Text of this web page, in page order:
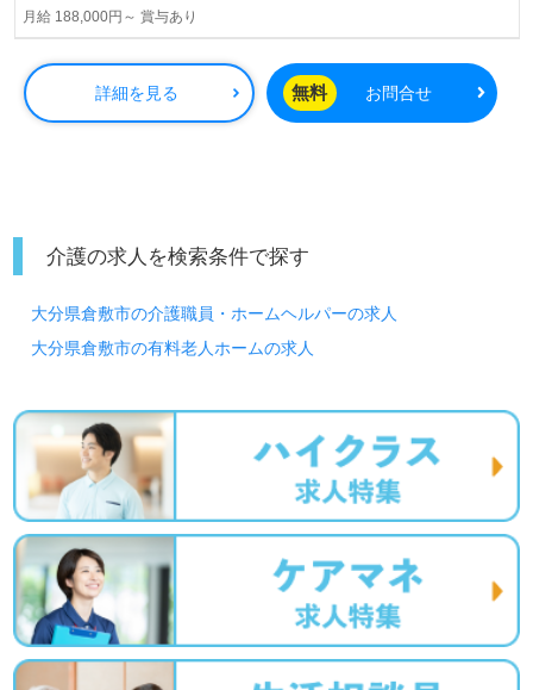
月給 188,000円～ 賞与あり
詳細を見る 無料 お問合せ
介護の求人を検索条件で探す
大分県倉敷市の介護職員・ホームヘルパーの求人
大分県倉敷市の有料老人ホームの求人